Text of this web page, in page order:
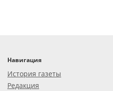
Навигация
История газеты
Редакция